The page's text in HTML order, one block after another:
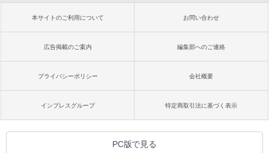
本サイトのご利用について お問い合わせ
広告掲載のご案内 編集部へのご連絡
プライバシーポリシー 会社概要
インプレスグループ 特定商取引法に基づく表示
PC版で見る